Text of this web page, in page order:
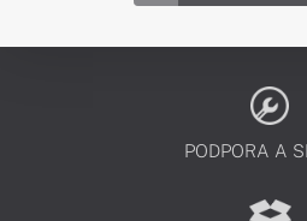
PODPORA A